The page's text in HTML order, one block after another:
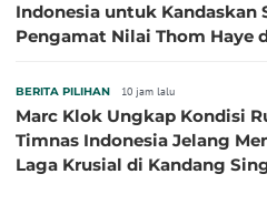
Indonesia untuk Kandaskan
Pengamat Nilai Thom Haye
BERITA PILIHAN 10 jam lalu
Marc Klok Ungkap Kondisi
Timnas Indonesia Jelang
Laga Krusial di Kandang